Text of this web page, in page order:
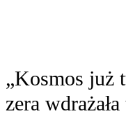
„Kosmos już
zera